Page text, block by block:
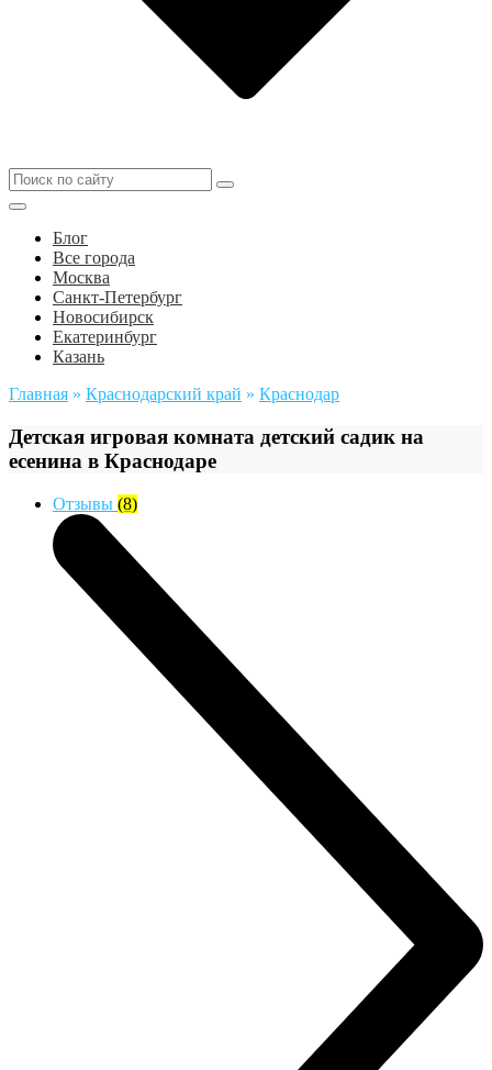
Блог
Все города
Москва
Санкт-Петербург
Новосибирск
Екатеринбург
Казань
Главная » Краснодарский край » Краснодар
Детская игровая комната детский садик на
есенина в Краснодаре
Отзывы (8)